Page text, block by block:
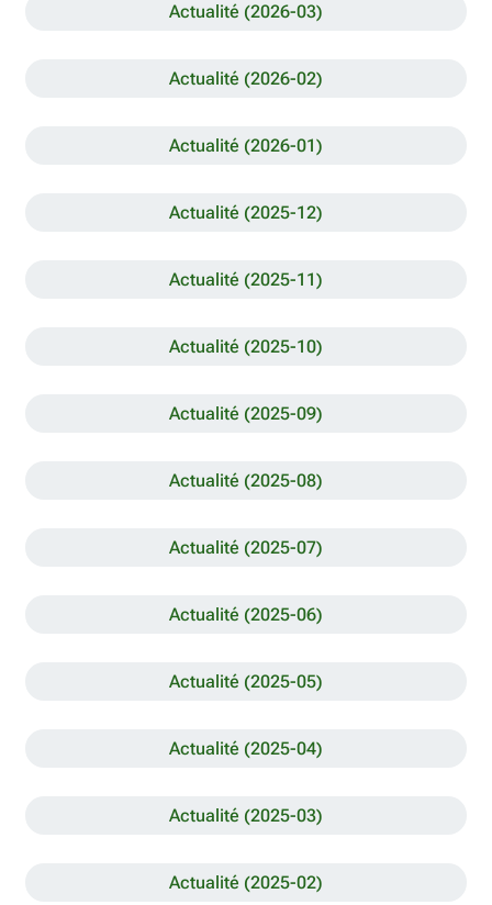
Actualité (2026-03)
Actualité (2026-02)
Actualité (2026-01)
Actualité (2025-12)
Actualité (2025-11)
Actualité (2025-10)
Actualité (2025-09)
Actualité (2025-08)
Actualité (2025-07)
Actualité (2025-06)
Actualité (2025-05)
Actualité (2025-04)
Actualité (2025-03)
Actualité (2025-02)